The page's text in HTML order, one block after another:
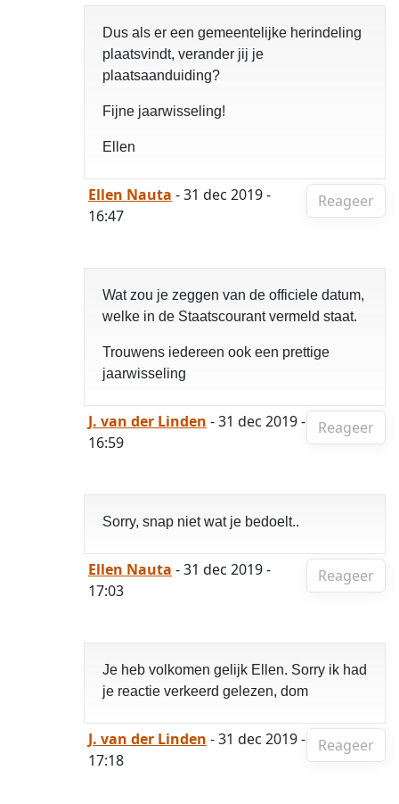
Dus als er een gemeentelijke herindeling
plaatsvindt, verander jij je
plaatsaanduiding?
Fijne jaarwisseling!
Ellen
Reageer
Ellen Nauta - 31 dec 2019 -
16:47
Wat zou je zeggen van de officiele datum,
welke in de Staatscourant vermeld staat.
Trouwens iedereen ook een prettige
jaarwisseling
Reageer
J. van der Linden - 31 dec 2019 -
16:59
Sorry, snap niet wat je bedoelt..
Reageer
Ellen Nauta - 31 dec 2019 -
17:03
Je heb volkomen gelijk Ellen. Sorry ik had
je reactie verkeerd gelezen, dom
Reageer
J. van der Linden - 31 dec 2019 -
17:18